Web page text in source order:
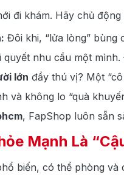
đi khám. Hãy chủ
Đôi khi, “lửa lòng” bùng
nhu cầu một
lớn đầy thú vị? Một
và không lo “quà
, FapShop luôn sẵn
Mạnh Là
biến, có thể phòng